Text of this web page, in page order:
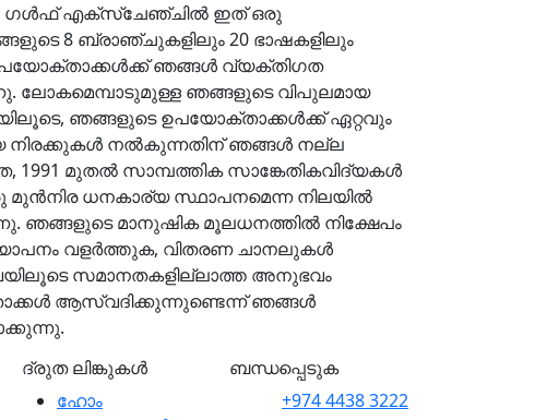
ഗൾഫ് എക്സ്ചേഞ്ചിൽ ഇത് ഒരു
8 ബ്രാഞ്ചുകളിലും 20 ഭാഷകളിലും
ഉപയോക്താക്കൾക്ക് ഞങ്ങൾ വ്യക്തിഗത
ഞങ്ങളുടെ വിപുലമായ
ഞങ്ങളുടെ ഉപയോക്താക്കൾക്ക് ഏറ്റവും
നിരക്കുകൾ നൽകുന്നതിന് ഞങ്ങൾ നല്ല
1991 മുതൽ സാമ്പത്തിക സാങ്കേതികവിദ്യകൾ
മുൻ‌നിര ധനകാര്യ സ്ഥാപനമെന്ന നിലയിൽ
ഞങ്ങളുടെ മാനുഷിക മൂലധനത്തിൽ നിക്ഷേപം
വളർത്തുക, വിതരണ ചാനലുകൾ
സമാനതകളില്ലാത്ത അനുഭവം
ആസ്വദിക്കുന്നുണ്ടെന്ന് ഞങ്ങൾ
ദ്രുത ലിങ്കുകൾ
ഹോം
ബന്ധപ്പെടുക
+974 4438 3222